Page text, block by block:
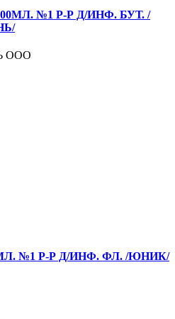
№1 Р-Р Д/ИНФ. БУТ. /
ООО
№1 Р-Р Д/ИНФ. ФЛ. /ЮНИК/